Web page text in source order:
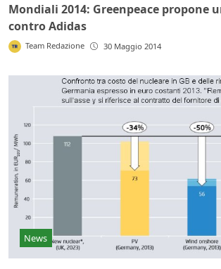
Mondiali 2014: Greenpeace propone
contro Adidas
Team Redazione 30 Maggio 2014
News